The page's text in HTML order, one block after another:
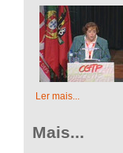
Ler mais...
Mais...